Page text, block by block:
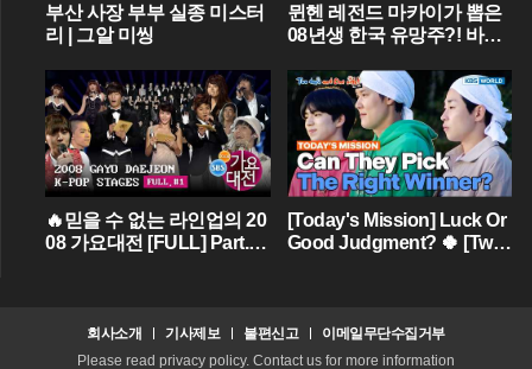
부산 사장 부부 실종 미스터
리 | 그알 미씽
뮌헨 레전드 마카이가 뽑은
08년생 한국 유망주?! 바이
4명이라니...
🔥믿을 수 없는 라인업의 20
08 가요대전 [FULL] Part.01
[Today's Mission] Luck Or
Good Judgment? 🍀 [Two
회사소개 기사제보 불편신고
이메일무단수집거부
Please read privacy policy. Contact us for more information